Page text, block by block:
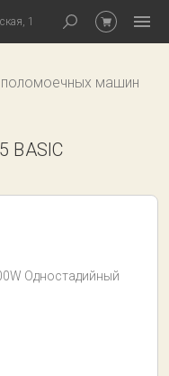
1
поломоечных машин
BASIC